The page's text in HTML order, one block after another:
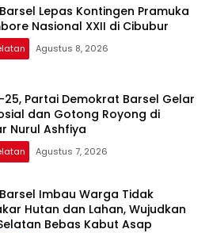
Lepas Kontingen Pramuka
Nasional XXII di Cibubur
Agustus 8, 2026
25, Partai Demokrat Barsel Gelar
dan Gotong Royong di
Nurul Ashfiya
Agustus 7, 2026
Imbau Warga Tidak
Hutan dan Lahan, Wujudkan
Bebas Kabut Asap